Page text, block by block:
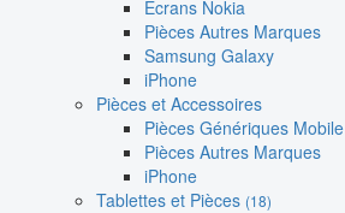
Écrans Nokia
Pièces Autres Marques
Samsung Galaxy
iPhone
Pièces et Accessoires
Pièces Génériques Mobile
Pièces Autres Marques
iPhone
Tablettes et Pièces (18)